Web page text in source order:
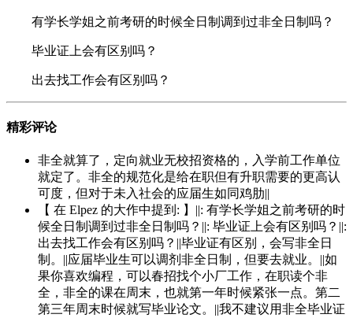
有学长学姐之前考研的时候全日制调到过非全日制吗？
毕业证上会有区别吗？
出去找工作会有区别吗？
精彩评论
非全就算了，定向就业无校招资格的，入学前工作单位
就定了。非全的规范化是给在职但有升职需要的更高认
可度，但对于未入社会的应届生如同鸡肋||
【 在 Elpez 的大作中提到: 】||: 有学长学姐之前考研的时
候全日制调到过非全日制吗？||: 毕业证上会有区别吗？||:
出去找工作会有区别吗？||毕业证有区别，会写非全日
制。||应届毕业生可以调剂非全日制，但要去就业。||如
果你喜欢编程，可以春招找个小厂工作，在职读个非
全，非全的课在周末，也就第一年时候紧张一点。第二
第三年周末时候就写毕业论文。||我不建议用非全毕业证